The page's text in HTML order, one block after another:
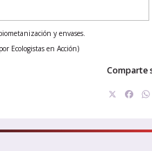
y envases.
Ecologistas en Acción)
Comparte